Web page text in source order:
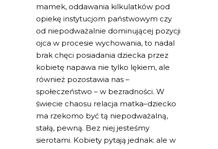
mamek, oddawania kilkulatków pod
opiekę instytucjom państwowym czy
od niepodważalnie dominującej pozycji
ojca w procesie wychowania, to nadal
brak chęci posiadania dziecka przez
kobietę napawa nie tylko lękiem, ale
również pozostawia nas –
społeczeństwo – w bezradności. W
świecie chaosu relacja matka–dziecko
ma rzekomo być tą niepodważalną,
stałą, pewną. Bez niej jesteśmy
sierotami. Kobiety pytają jednak: ale w